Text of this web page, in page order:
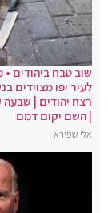
שוב טבח ביהודים •
לעיר יפו מצוידים
רצח יהודים | שבעה
| השם יקום דמם
אלי שפירא